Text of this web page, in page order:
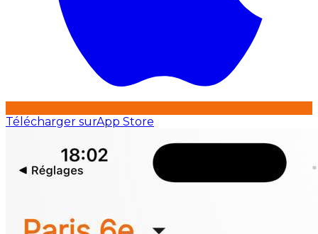
Télécharger surApp Store